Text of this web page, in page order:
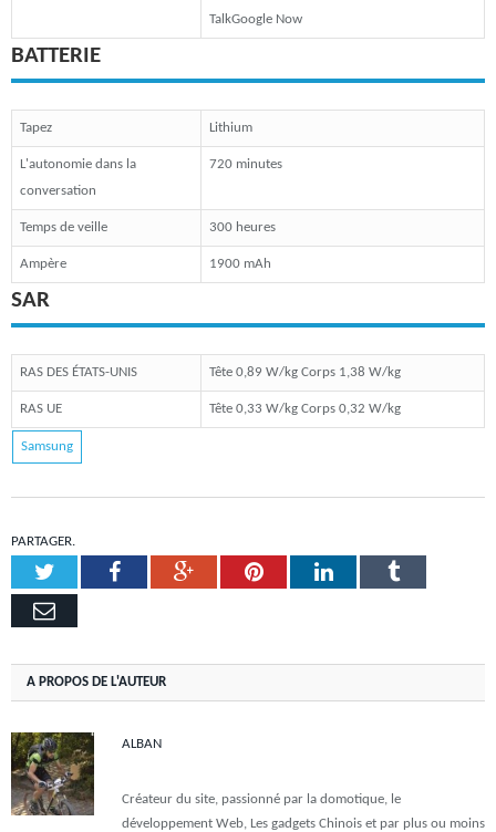
TalkGoogle Now
BATTERIE
Tapez Lithium
L'autonomie dans la
conversation
720 minutes
Temps de veille 300 heures
Ampère 1900 mAh
SAR
RAS DES ÉTATS-UNIS Tête 0,89 W/kg Corps 1,38 W/kg
RAS UE Tête 0,33 W/kg Corps 0,32 W/kg
Samsung
PARTAGER.
TwitterFacebookGoogle+PinterestLinkedInTumblr
Email
A PROPOS DE L'AUTEUR
ALBAN
Créateur du site, passionné par la domotique, le
développement Web, Les gadgets Chinois et par plus ou moins